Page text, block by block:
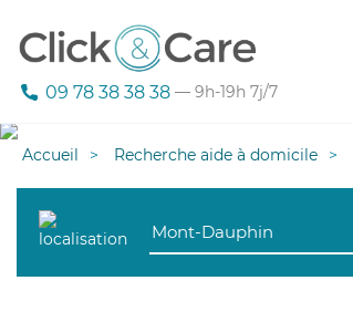
09 78 38 38 38 — 9h-19h 7j/7
Accueil Recherche aide à domicile